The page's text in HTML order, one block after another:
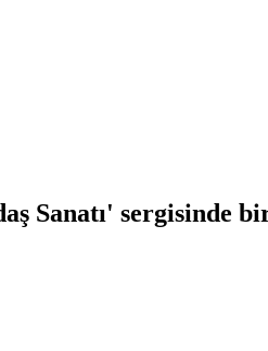
Sanatı' sergisinde